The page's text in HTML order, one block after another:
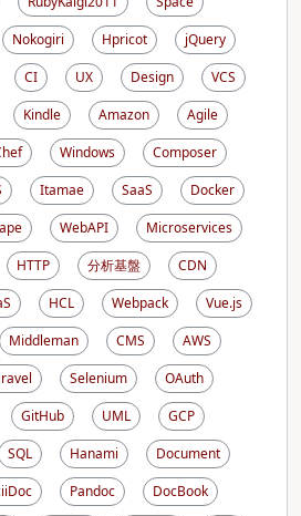
Nokogiri Hpricot
jQuery
CI UX Design
VCS
Kindle Amazon
Agile
Windows
Composer
Itamae SaaS
Docker
WebAPI
Microservices
HTTP 分析基盤
CDN
HCL Webpack
Vue.js
Middleman CMS
AWS
Selenium
OAuth
GitHub UML
GCP
SQL Hanami
Document
Pandoc
DocBook